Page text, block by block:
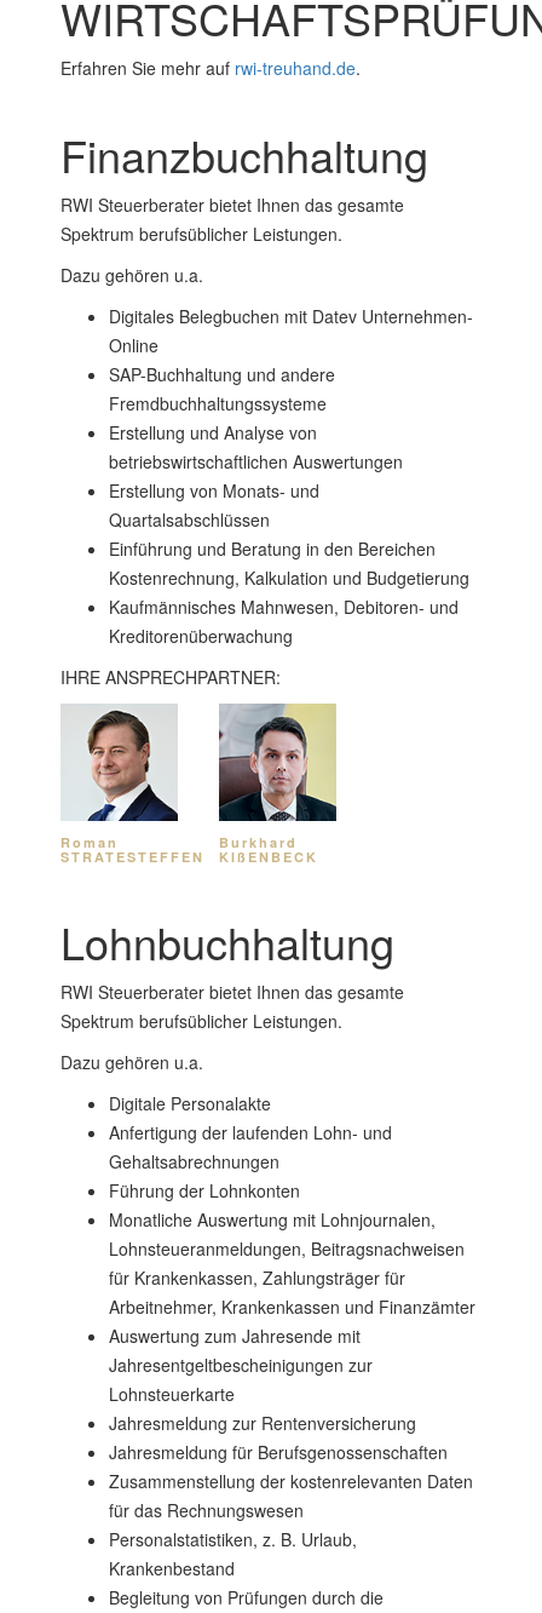
Erfahren Sie mehr auf rwi-treuhand.de.
Finanzbuchhaltung
RWI Steuerberater bietet Ihnen das gesamte
Spektrum berufsüblicher Leistungen.
Dazu gehören u.a.
Digitales Belegbuchen mit Datev Unternehmen-
Online
SAP-Buchhaltung und andere
Fremdbuchhaltungssysteme
Erstellung und Analyse von
betriebswirtschaftlichen Auswertungen
Erstellung von Monats- und
Quartalsabschlüssen
Einführung und Beratung in den Bereichen
Kostenrechnung, Kalkulation und Budgetierung
Kaufmännisches Mahnwesen, Debitoren- und
Kreditorenüberwachung
IHRE ANSPRECHPARTNER:
Roman
STRATESTEFFEN
Burkhard
KIßENBECK
Lohnbuchhaltung
RWI Steuerberater bietet Ihnen das gesamte
Spektrum berufsüblicher Leistungen.
Dazu gehören u.a.
Digitale Personalakte
Anfertigung der laufenden Lohn- und
Gehaltsabrechnungen
Führung der Lohnkonten
Monatliche Auswertung mit Lohnjournalen,
Lohnsteueranmeldungen, Beitragsnachweisen
für Krankenkassen, Zahlungsträger für
Arbeitnehmer, Krankenkassen und Finanzämter
Auswertung zum Jahresende mit
Jahresentgeltbescheinigungen zur
Lohnsteuerkarte
Jahresmeldung zur Rentenversicherung
Jahresmeldung für Berufsgenossenschaften
Zusammenstellung der kostenrelevanten Daten
für das Rechnungswesen
Personalstatistiken, z. B. Urlaub,
Krankenbestand
Begleitung von Prüfungen durch die